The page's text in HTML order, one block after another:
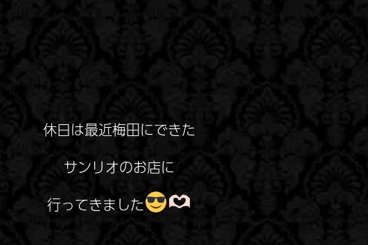
休日は最近梅田にできた
サンリオのお店に
行ってきました